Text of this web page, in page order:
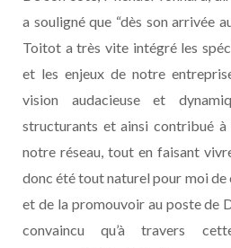
a souligné que “dès son arrivée
Toitot a très vite intégré les
et les enjeux de notre
vision audacieuse et
structurants et ainsi contribué
notre réseau, tout en faisant
donc été tout naturel pour moi de
et de la promouvoir au poste de
convaincu qu’à travers